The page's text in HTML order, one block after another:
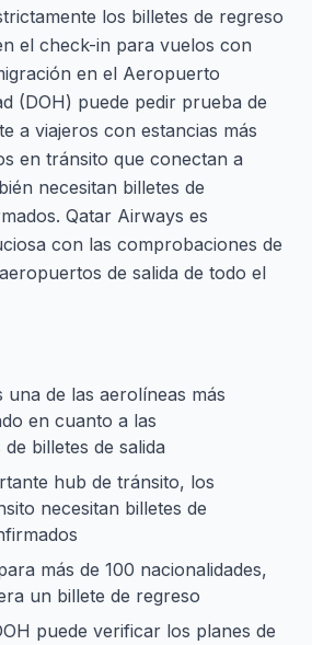
los billetes de regreso
el check-in para vuelos con
en el Aeropuerto
(DOH) puede pedir prueba de
a viajeros con estancias más
en tránsito que conectan a
necesitan billetes de
Qatar Airways es
con las comprobaciones de
de salida de todo el
una de las aerolíneas más
en cuanto a las
billetes de salida
hub de tránsito, los
necesitan billetes de
más de 100 nacionalidades,
un billete de regreso
puede verificar los planes de